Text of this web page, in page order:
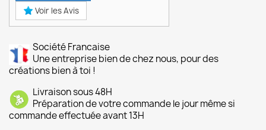
Voir les Avis
Société Francaise
Une entreprise bien de chez nous, pour des
créations bien à toi !
Livraison sous 48H
Préparation de votre commande le jour même si
commande effectuée avant 13H